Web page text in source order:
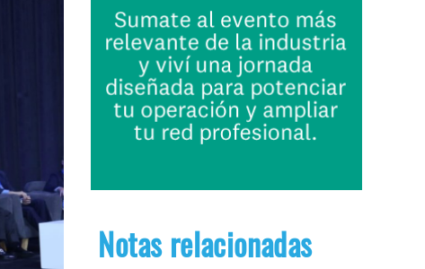
Notas relacionadas